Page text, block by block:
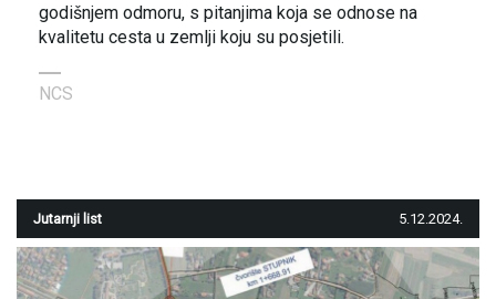
godišnjem odmoru, s pitanjima koja se odnose na
kvalitetu cesta u zemlji koju su posjetili.
NCS
Jutarnji list 5.12.2024.